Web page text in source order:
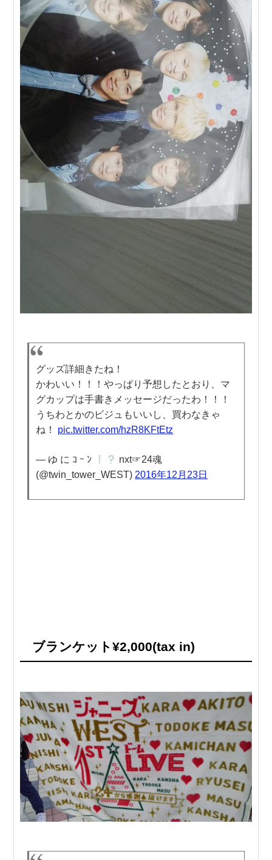
グッズ詳細きたね！
かわいい！！！やっぱり予想したとおり、マ
グカップは手書きメッセージだったわ！！！
うちわとかのビジュもいいし、買わなきゃ
ね！ pic.twitter.com/hzR8KFtEtz
— ゆ に ｺ ｰ ﾝ
nxt☞24魂
(@twin_tower_WEST) 2016年12月23日
ブランケット¥2,000(tax in)